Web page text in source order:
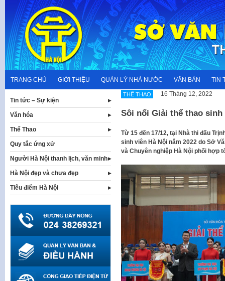
content
TRANG CHỦ GIỚI THIỆU QUẢN LÝ NHÀ NƯỚC VĂN BẢN TIN
THỂ THAO 16 Tháng 12, 2022
Sôi nổi Giải thể thao sinh
Từ 15 đến 17/12, tại Nhà thi đấu
sinh viên Hà Nội năm 2022 do Sở
và Chuyên nghiệp Hà Nội phối hợp
Tin tức – Sự kiện
Văn hóa
Thể Thao
Quy tắc ứng xử
Người Hà Nội thanh lịch, văn minh
Hà Nội đẹp và chưa đẹp
Tiêu điểm Hà Nội